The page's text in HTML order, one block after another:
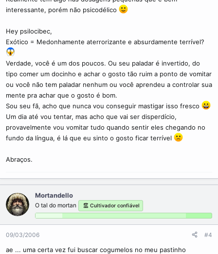
interessante, porém não psicodélico
Hey psilocibec,
Exótico = Medonhamente aterrorizante e absurdamente terrível?
Verdade, você é um dos poucos. Ou seu paladar é invertido, do
tipo comer um docinho e achar o gosto tão ruim a ponto de vomitar
ou você não tem paladar nenhum ou você aprendeu a controlar sua
mente pra achar que o gosto é bom.
Sou seu fã, acho que nunca vou conseguir mastigar isso fresco
Um dia até vou tentar, mas acho que vai ser disperdício,
provavelmente vou vomitar tudo quando sentir eles chegando no
fundo da língua, é lá que eu sinto o gosto ficar terrível
Abraços.
Mortandello
O tal do mortan Cultivador confiável
09/03/2006 #4
ae ... uma certa vez fui buscar cogumelos no meu pastinho